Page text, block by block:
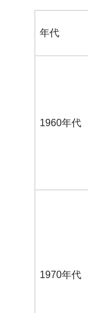
年代
1960年代
1970年代